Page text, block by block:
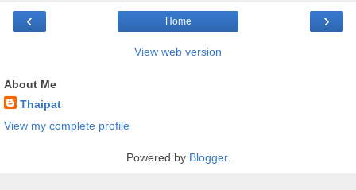
‹ ›
Home
View web version
About Me
Thaipat
View my complete profile
Powered by Blogger.